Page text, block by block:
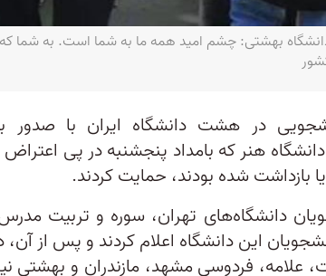
بهشتی: چشم امید همه ما به شما است. به شما که
در هشت دانشگاه ایران با صدور
هنر که بامداد پنجشنبه در پی
بازداشت شده بودند، حمایت کردند.
دانشگاه‌های تهران، سوره و تربیت
این دانشگاه اعلام کردند و پس از
علامه، فردوسی مشهد، مازندران و بهشتی